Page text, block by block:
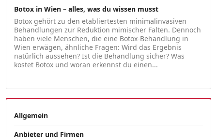
Botox in Wien – alles, was du wissen musst
Botox gehört zu den etabliertesten minimalinvasiven
Behandlungen zur Reduktion mimischer Falten. Dennoch
haben viele Menschen, die eine Botox-Behandlung in
Wien erwägen, ähnliche Fragen: Wird das Ergebnis
natürlich aussehen? Ist die Behandlung sicher? Was
kostet Botox und woran erkennst du einen...
Allgemein
Anbieter und Firmen